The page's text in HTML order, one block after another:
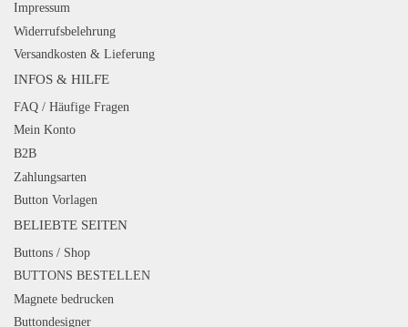
Impressum
Widerrufsbelehrung
Versandkosten & Lieferung
INFOS & HILFE
FAQ / Häufige Fragen
Mein Konto
B2B
Zahlungsarten
Button Vorlagen
BELIEBTE SEITEN
Buttons / Shop
BUTTONS BESTELLEN
Magnete bedrucken
Buttondesigner